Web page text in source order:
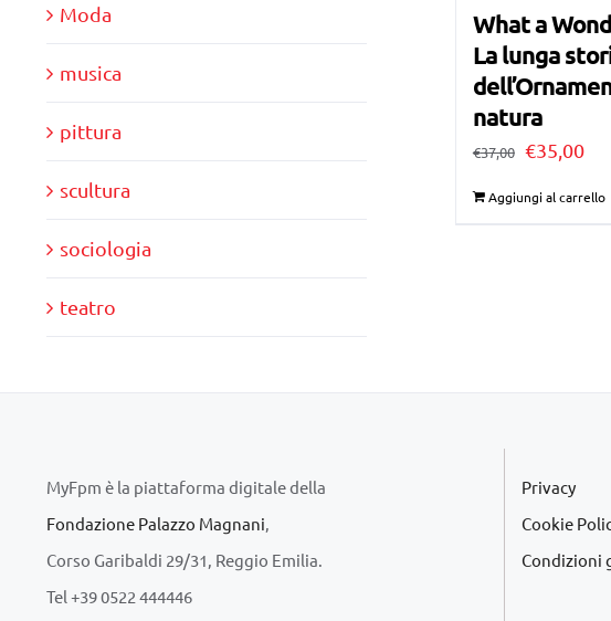
What a
La lunga
natura
€37,00 Il
€35,00Il
Aggiungi al carrello
Moda
musica
pittura
scultura
sociologia
teatro
MyFpm è la piattaforma digitale della
Fondazione Palazzo Magnani
Corso Garibaldi 29/31, Reggio Emilia.
Tel +39 0522 444446
Privacy
Cookie
Condizioni